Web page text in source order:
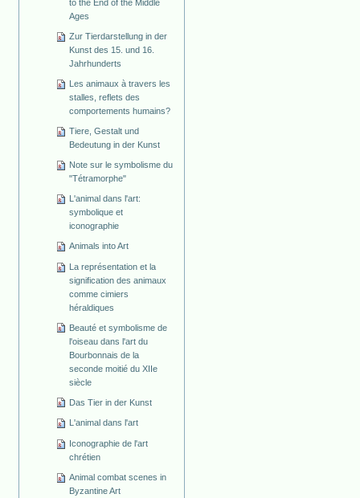
to the End of the Middle
Ages
Zur Tierdarstellung in der
Kunst des 15. und 16.
Jahrhunderts
Les animaux à travers les
stalles, reflets des
comportements humains?
Tiere, Gestalt und
Bedeutung in der Kunst
Note sur le symbolisme du
"Tétramorphe"
L'animal dans l'art:
symbolique et
iconographie
Animals into Art
La représentation et la
signification des animaux
comme cimiers
héraldiques
Beauté et symbolisme de
l'oiseau dans l'art du
Bourbonnais de la
seconde moitié du XIIe
siècle
Das Tier in der Kunst
L'animal dans l'art
Iconographie de l'art
chrétien
Animal combat scenes in
Byzantine Art